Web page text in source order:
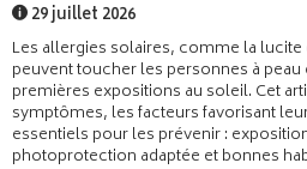
29 juillet 2026
Les allergies solaires, comme la
peuvent toucher les personnes à
premières expositions au soleil. Cet
symptômes, les facteurs favorisant
essentiels pour les prévenir :
photoprotection adaptée et bonnes